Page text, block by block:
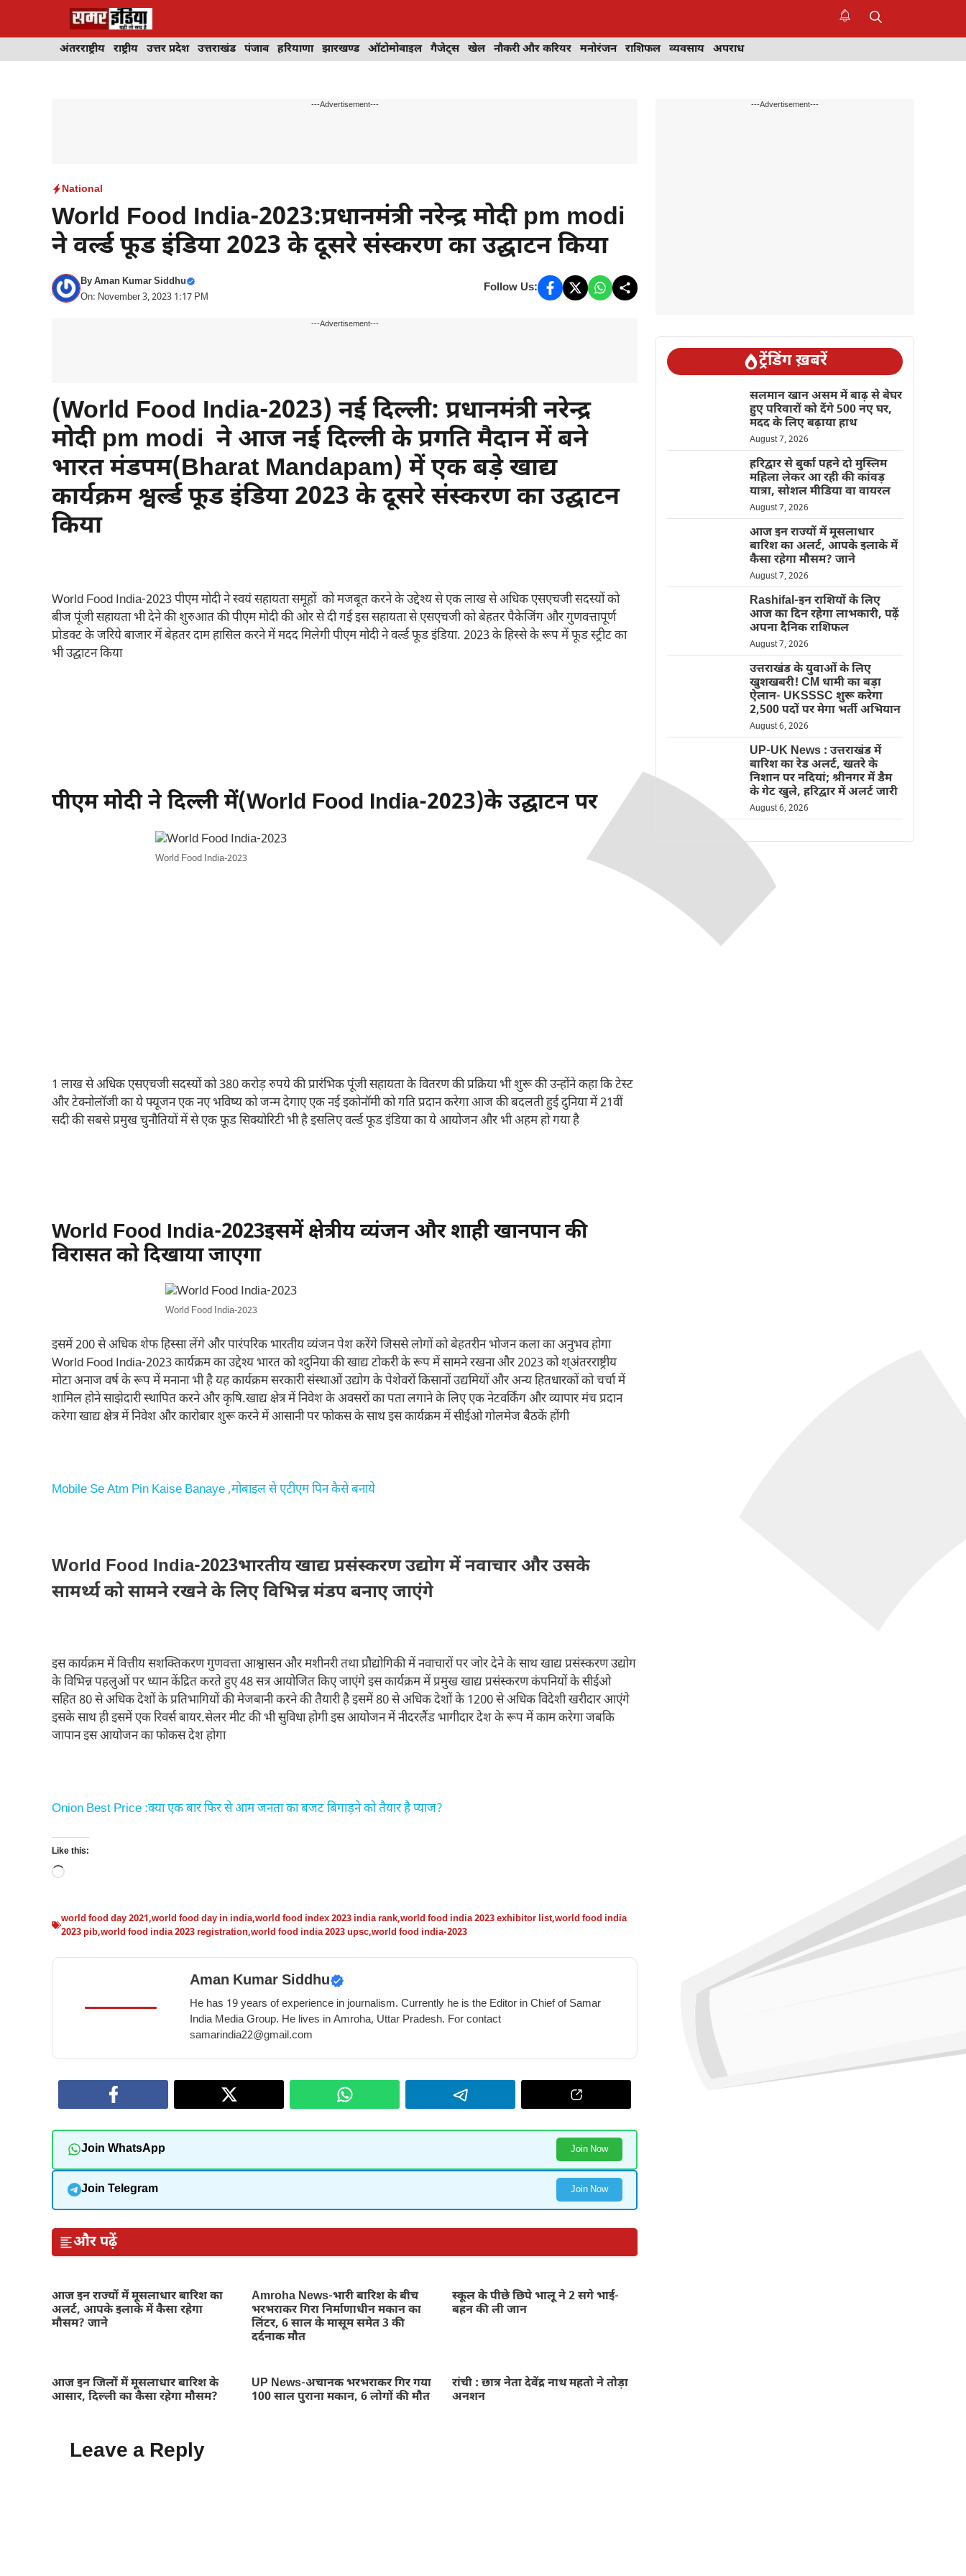
अंतरराष्ट्रीय राष्ट्रीय उत्तर प्रदेश उत्तराखंड पंजाब हरियाणा झारखण्ड ऑटोमोबाइल गैजेट्स खेल नौकरी और करियर मनोरंजन राशिफल व्यवसाय अपराध
---Advertisement---
National
World Food India-2023:प्रधानमंत्री नरेन्द्र मोदी pm modi
ने वर्ल्ड फूड इंडिया 2023 के दूसरे संस्करण का उद्घाटन किया
ByAman Kumar Siddhu
On: November 3, 2023 1:17 PM
Follow Us:
---Advertisement---
(World Food India-2023) नई दिल्ली: प्रधानमंत्री नरेन्द्र
मोदी pm modi ने आज नई दिल्ली के प्रगति मैदान में बने
भारत मंडपम(Bharat Mandapam) में एक बड़े खाद्य
कार्यक्रम श्वर्ल्ड फूड इंडिया 2023 के दूसरे संस्करण का उद्घाटन
किया
World Food India-2023 पीएम मोदी ने स्वयं सहायता समूहों को मजबूत करने के उद्देश्य से एक लाख से अधिक एसएचजी सदस्यों को
बीज पूंजी सहायता भी देने की शुरुआत की पीएम मोदी की ओर से दी गई इस सहायता से एसएचजी को बेहतर पैकेजिंग और गुणवत्तापूर्ण
प्रोडक्ट के जरिये बाजार में बेहतर दाम हासिल करने में मदद मिलेगी पीएम मोदी ने वर्ल्ड फूड इंडिया. 2023 के हिस्से के रूप में फूड स्ट्रीट का
भी उद्घाटन किया
पीएम मोदी ने दिल्ली में(World Food India-2023)के उद्घाटन पर
World Food India-2023
1 लाख से अधिक एसएचजी सदस्यों को 380 करोड़ रुपये की प्रारंभिक पूंजी सहायता के वितरण की प्रक्रिया भी शुरू की उन्होंने कहा कि टेस्ट
और टेक्नोलॉजी का ये फ्यूजन एक नए भविष्य को जन्म देगाए एक नई इकोनॉमी को गति प्रदान करेगा आज की बदलती हुई दुनिया में 21वीं
सदी की सबसे प्रमुख चुनौतियों में से एक फ़ूड सिक्योरिटी भी है इसलिए वर्ल्ड फूड इंडिया का ये आयोजन और भी अहम हो गया है
World Food India-2023इसमें क्षेत्रीय व्यंजन और शाही खानपान की
विरासत को दिखाया जाएगा
World Food India-2023
इसमें 200 से अधिक शेफ हिस्सा लेंगे और पारंपरिक भारतीय व्यंजन पेश करेंगे जिससे लोगों को बेहतरीन भोजन कला का अनुभव होगा
World Food India-2023 कार्यक्रम का उद्देश्य भारत को श्दुनिया की खाद्य टोकरी के रूप में सामने रखना और 2023 को श्अंतरराष्ट्रीय
मोटा अनाज वर्ष के रूप में मनाना भी है यह कार्यक्रम सरकारी संस्थाओं उद्योग के पेशेवरों किसानों उद्यमियों और अन्य हितधारकों को चर्चा में
शामिल होने साझेदारी स्थापित करने और कृषि.खाद्य क्षेत्र में निवेश के अवसरों का पता लगाने के लिए एक नेटवर्किंग और व्यापार मंच प्रदान
करेगा खाद्य क्षेत्र में निवेश और कारोबार शुरू करने में आसानी पर फोकस के साथ इस कार्यक्रम में सीईओ गोलमेज बैठकें होंगी
Mobile Se Atm Pin Kaise Banaye ,मोबाइल से एटीएम पिन कैसे बनाये
World Food India-2023भारतीय खाद्य प्रसंस्करण उद्योग में नवाचार और उसके
सामर्थ्य को सामने रखने के लिए विभिन्न मंडप बनाए जाएंगे
इस कार्यक्रम में वित्तीय सशक्तिकरण गुणवत्ता आश्वासन और मशीनरी तथा प्रौद्योगिकी में नवाचारों पर जोर देने के साथ खाद्य प्रसंस्करण उद्योग
के विभिन्न पहलुओं पर ध्यान केंद्रित करते हुए 48 सत्र आयोजित किए जाएंगे इस कार्यक्रम में प्रमुख खाद्य प्रसंस्करण कंपनियों के सीईओ
सहित 80 से अधिक देशों के प्रतिभागियों की मेजबानी करने की तैयारी है इसमें 80 से अधिक देशों के 1200 से अधिक विदेशी खरीदार आएंगे
इसके साथ ही इसमें एक रिवर्स बायर.सेलर मीट की भी सुविधा होगी इस आयोजन में नीदरलैंड भागीदार देश के रूप में काम करेगा जबकि
जापान इस आयोजन का फोकस देश होगा
Onion Best Price :क्या एक बार फिर से आम जनता का बजट बिगाड़ने को तैयार है प्याज?
Like this:
Loading…
world food day 2021,world food day in india,world food index 2023 india rank,world food india 2023 exhibitor list,world food india
2023 pib,world food india 2023 registration,world food india 2023 upsc,world food india-2023
Aman Kumar Siddhu
He has 19 years of experience in journalism. Currently he is the Editor in Chief of Samar
India Media Group. He lives in Amroha, Uttar Pradesh. For contact
samarindia22@gmail.com
Join WhatsApp Join Now
Join Telegram Join Now
और पढ़ें
आज इन राज्यों में मूसलाधार बारिश का
अलर्ट, आपके इलाके में कैसा रहेगा
मौसम? जाने
Amroha News-भारी बारिश के बीच
भरभराकर गिरा निर्माणाधीन मकान का
लिंटर, 6 साल के मासूम समेत 3 की
दर्दनाक मौत
स्कूल के पीछे छिपे भालू ने 2 सगे भाई-
बहन की ली जान
आज इन जिलों में मूसलाधार बारिश के
आसार, दिल्ली का कैसा रहेगा मौसम?
UP News-अचानक भरभराकर गिर गया
100 साल पुराना मकान, 6 लोगों की मौत
रांची : छात्र नेता देवेंद्र नाथ महतो ने तोड़ा
अनशन
Leave a Reply
---Advertisement---
ट्रेंडिंग ख़बरें
सलमान खान असम में बाढ़ से बेघर
हुए परिवारों को देंगे 500 नए घर,
मदद के लिए बढ़ाया हाथ
August 7, 2026
हरिद्वार से बुर्का पहने दो मुस्लिम
महिला लेकर आ रही की कांवड़
यात्रा, सोशल मीडिया वा वायरल
August 7, 2026
आज इन राज्यों में मूसलाधार
बारिश का अलर्ट, आपके इलाके में
कैसा रहेगा मौसम? जाने
August 7, 2026
Rashifal-इन राशियों के लिए
आज का दिन रहेगा लाभकारी, पढ़ें
अपना दैनिक राशिफल
August 7, 2026
उत्तराखंड के युवाओं के लिए
खुशखबरी! CM धामी का बड़ा
ऐलान- UKSSSC शुरू करेगा
2,500 पदों पर मेगा भर्ती अभियान
August 6, 2026
UP-UK News : उत्तराखंड में
बारिश का रेड अलर्ट, खतरे के
निशान पर नदियां; श्रीनगर में डैम
के गेट खुले, हरिद्वार में अलर्ट जारी
August 6, 2026